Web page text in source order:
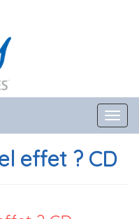
effet ? CD